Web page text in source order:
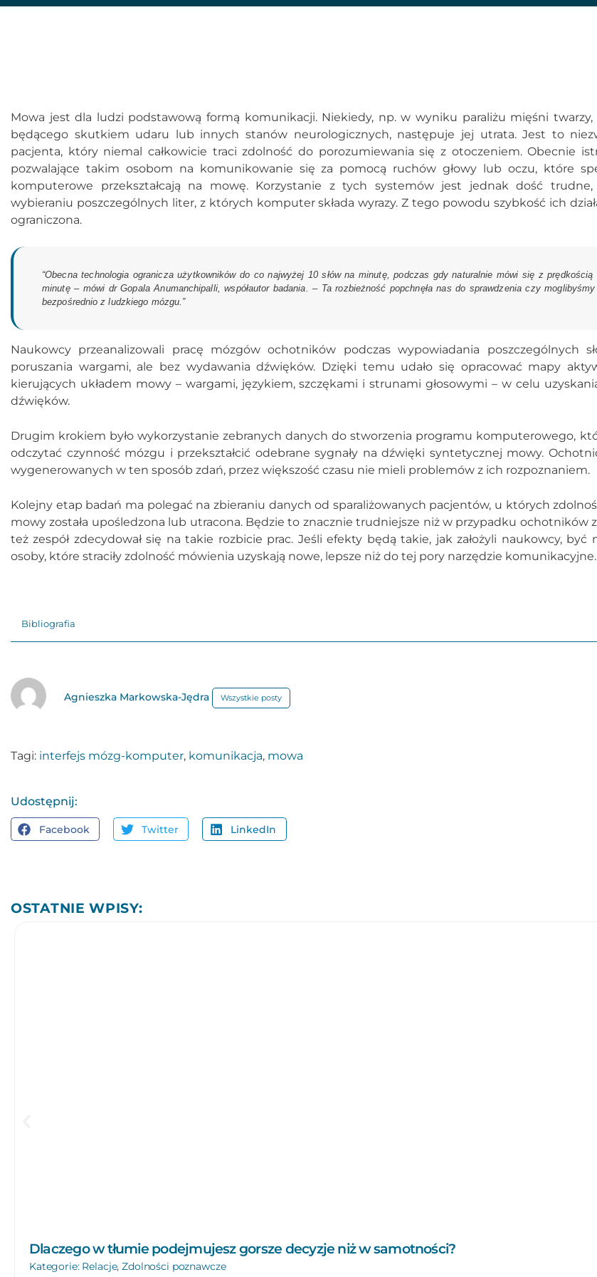
Mowa jest dla ludzi podstawową formą komunikacji. Niekiedy, np. w wyniku paraliżu mięśni
będącego skutkiem udaru lub innych stanów neurologicznych, następuje jej utrata. Jest to
pacjenta, który niemal całkowicie traci zdolność do porozumiewania się z otoczeniem. Obecnie
pozwalające takim osobom na komunikowanie się za pomocą ruchów głowy lub oczu, które
komputerowe przekształcają na mowę. Korzystanie z tych systemów jest jednak dość
wybieraniu poszczególnych liter, z których komputer składa wyrazy. Z tego powodu szybkość ich
ograniczona.
“Obecna technologia ogranicza użytkowników do co najwyżej 10 słów na minutę, podczas gdy naturalnie mówi się z prędkością
minutę – mówi dr Gopala Anumanchipalli, współautor badania. – Ta rozbieżność popchnęła nas do sprawdzenia czy
bezpośrednio z ludzkiego mózgu.”
Naukowcy przeanalizowali pracę mózgów ochotników podczas wypowiadania poszczególnych
poruszania wargami, ale bez wydawania dźwięków. Dzięki temu udało się opracować mapy
kierujących układem mowy – wargami, językiem, szczękami i strunami głosowymi – w celu
dźwięków.
Drugim krokiem było wykorzystanie zebranych danych do stworzenia programu komputerowego,
odczytać czynność mózgu i przekształcić odebrane sygnały na dźwięki syntetycznej mowy.
wygenerowanych w ten sposób zdań, przez większość czasu nie mieli problemów z ich rozpoznaniem.
Kolejny etap badań ma polegać na zbieraniu danych od sparaliżowanych pacjentów, u których
mowy została upośledzona lub utracona. Będzie to znacznie trudniejsze niż w przypadku ochotników
też zespół zdecydował się na takie rozbicie prac. Jeśli efekty będą takie, jak założyli naukowcy, być
osoby, które straciły zdolność mówienia uzyskają nowe, lepsze niż do tej pory narzędzie komunikacyjne.
Bibliografia
Agnieszka Markowska-Jędra Wszystkie posty
Tagi: interfejs mózg-komputer, komunikacja, mowa
Udostępnij:
Facebook Twitter LinkedIn
OSTATNIE WPISY:
Dlaczego w tłumie podejmujesz gorsze decyzje niż w samotności?
Kategorie: Relacje,Zdolności poznawcze